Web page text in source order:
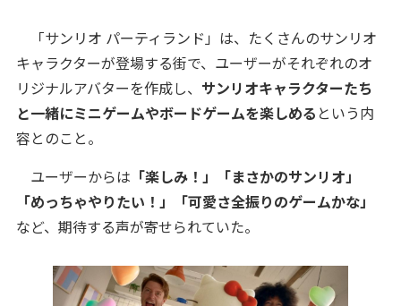
「サンリオ パーティランド」は、たくさんのサンリオ
キャラクターが登場する街で、ユーザーがそれぞれのオ
リジナルアバターを作成し、 サンリオキャラクターたち
と一緒にミニゲームやボードゲームを楽しめる という内
容とのこと。
ユーザーからは 「楽しみ！」「まさかのサンリオ」
「めっちゃやりたい！」「可愛さ全振りのゲームかな」
など、期待する声が寄せられていた。